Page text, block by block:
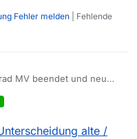
Fehler melden | Fehlende
MV beendet und neu
der Filmliste
jetzt sind wieder alle
alte /